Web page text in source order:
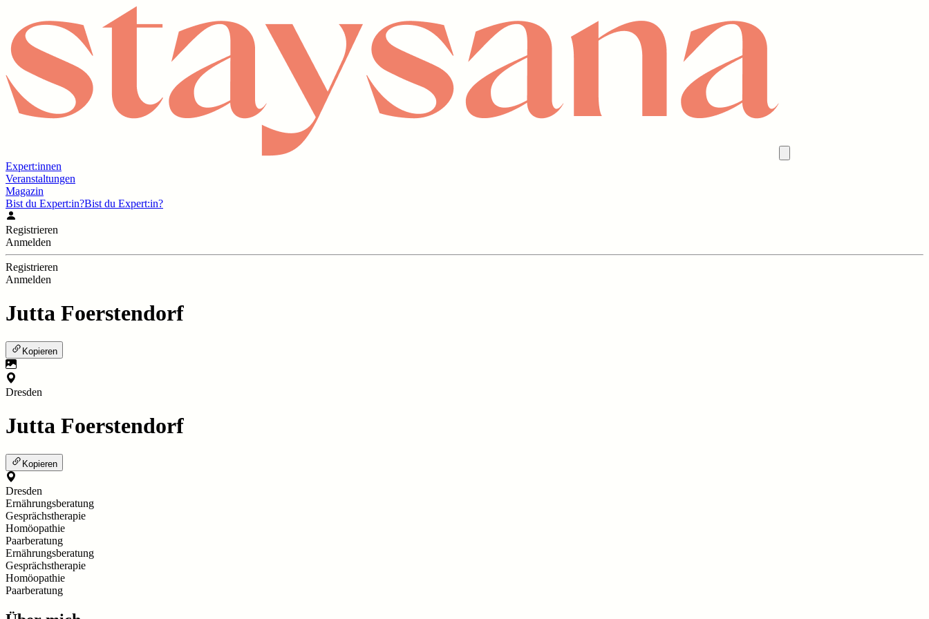
Expert:innen
Veranstaltungen
Magazin
Bist du Expert:in?Bist du Expert:in?
Registrieren
Anmelden
Registrieren
Anmelden
Jutta Foerstendorf
Kopieren
Dresden
Jutta Foerstendorf
Kopieren
Dresden
Ernährungsberatung
Gesprächstherapie
Homöopathie
Paarberatung
Ernährungsberatung
Gesprächstherapie
Homöopathie
Paarberatung